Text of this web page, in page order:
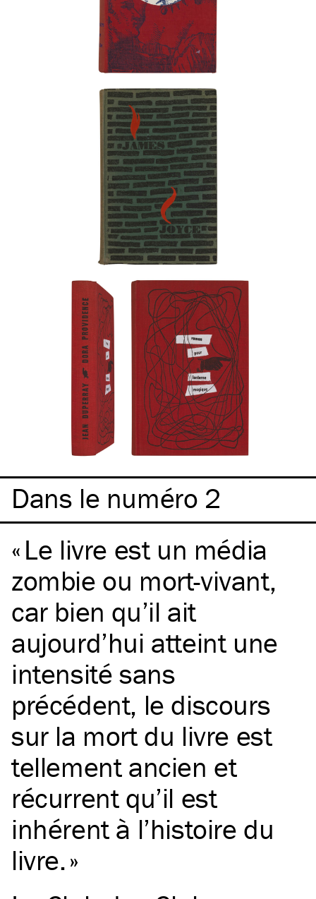
Dans le numéro 2
Le livre est un média
zombie ou mort-vivant,
car bien qu’il ait
aujourd’hui atteint une
intensité sans
précédent, le discours
sur la mort du livre est
tellement ancien et
récurrent qu’il est
inhérent à l’histoire du
livre.